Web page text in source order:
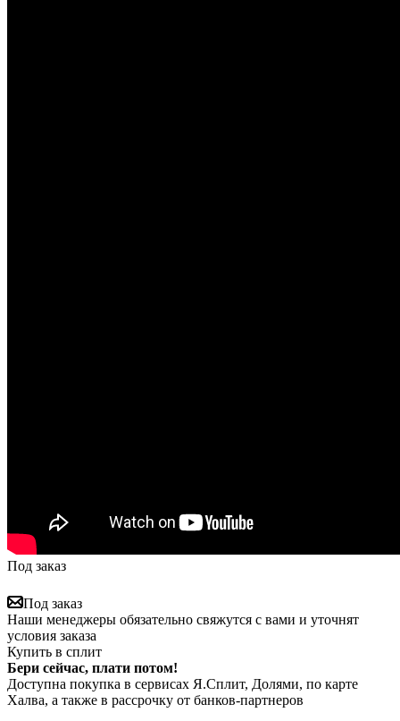
Под заказ
Под заказ
Наши менеджеры обязательно свяжутся с вами и уточнят
условия заказа
Купить в сплит
Бери сейчас, плати потом!
Доступна покупка в сервисах Я.Сплит, Долями, по карте
Халва, а также в рассрочку от банков-партнеров